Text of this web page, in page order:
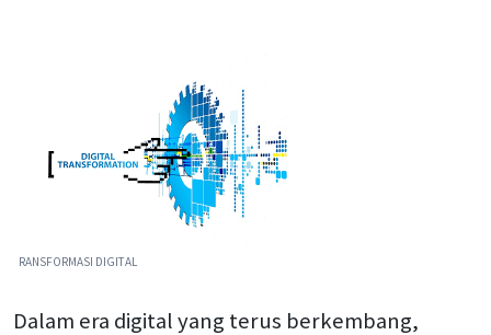
RANSFORMASI DIGITAL
Dalam era digital yang terus berkembang,